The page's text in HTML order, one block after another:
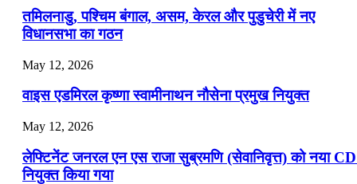
📝 डेली करेंट अफेयर्स: 13-15 जुलाई 2026
तमिलनाडु, पश्चिम बंगाल, असम, केरल और पुडुचेरी में नए
विधानसभा का गठन
May 12, 2026
वाइस एडमिरल कृष्णा स्वामीनाथन नौसेना प्रमुख नियुक्त
May 12, 2026
लेफ्टिनेंट जनरल एन एस राजा सुब्रमणि (सेवानिवृत्त) को नया
नियुक्त किया गया